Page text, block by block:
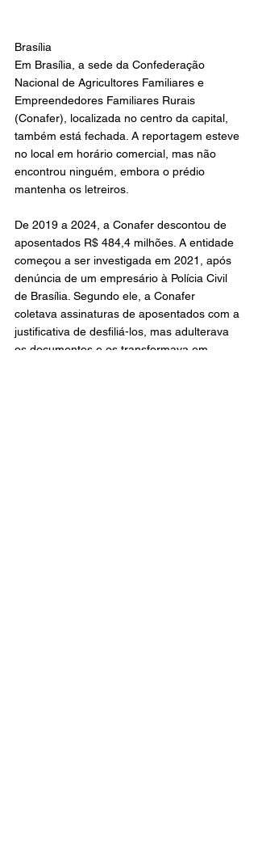
Brasília
Em Brasília, a sede da Confederação
Nacional de Agricultores Familiares e
Empreendedores Familiares Rurais
(Conafer), localizada no centro da capital,
também está fechada. A reportagem esteve
no local em horário comercial, mas não
encontrou ninguém, embora o prédio
mantenha os letreiros.
De 2019 a 2024, a Conafer descontou de
aposentados R$ 484,4 milhões. A entidade
começou a ser investigada em 2021, após
denúncia de um empresário à Polícia Civil
de Brasília. Segundo ele, a Conafer
coletava assinaturas de aposentados com a
justificativa de desfiliá-los, mas adulterava
os documentos e os transformava em